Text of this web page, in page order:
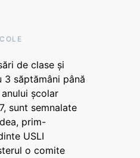
de clase și
3 săptămâni până
școlar
sunt semnalate
prim-
USLI
o comite